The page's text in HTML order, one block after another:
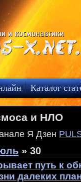
Каталог
и НЛО
Я Дзен
» 30
путь к
далеких